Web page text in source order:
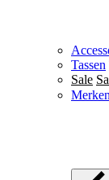
Tassen
Sale
Merken